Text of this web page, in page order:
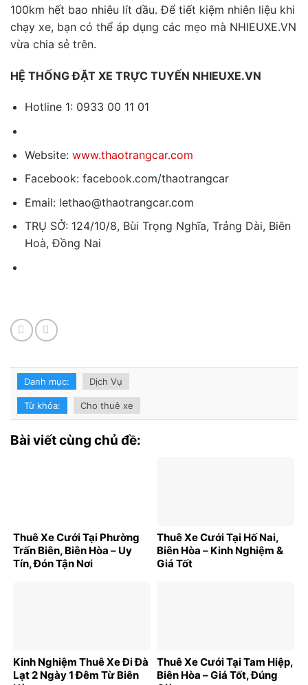
100km hết bao nhiêu lít dầu. Để tiết kiệm nhiên liệu khi
chạy xe, bạn có thể áp dụng các mẹo mà NHIEUXE.VN
vừa chia sẻ trên.
HỆ THỐNG ĐẶT XE TRỰC TUYẾN NHIEUXE.VN
Hotline 1: 0933 00 11 01
Website: www.thaotrangcar.com
Facebook: facebook.com/thaotrangcar
Email: lethao@thaotrangcar.com
TRỤ SỞ: 124/10/8, Bùi Trọng Nghĩa, Trảng Dài, Biên
Hoà, Đồng Nai
Danh mục: Dịch Vụ
Từ khóa: Cho thuê xe
Bài viết cùng chủ đề:
Thuê Xe Cưới Tại Phường
Trấn Biên, Biên Hòa – Uy
Tín, Đón Tận Nơi
Thuê Xe Cưới Tại Hố Nai,
Biên Hòa – Kinh Nghiệm &
Giá Tốt
Kinh Nghiệm Thuê Xe Đi Đà
Lạt 2 Ngày 1 Đêm Từ Biên
Thuê Xe Cưới Tại Tam Hiệp,
Biên Hòa – Giá Tốt, Đúng